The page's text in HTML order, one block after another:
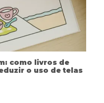
como livros de
o uso de telas